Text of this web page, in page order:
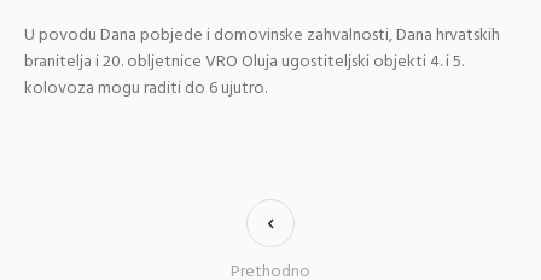
U povodu Dana pobjede i domovinske zahvalnosti, Dana hrvatskih
branitelja i 20. obljetnice VRO Oluja ugostiteljski objekti 4. i 5.
kolovoza mogu raditi do 6 ujutro.
Prethodno